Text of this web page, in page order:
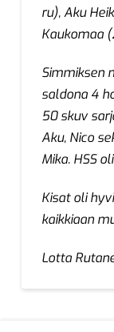
ru), Aku
Kaukomaa
Simmiksen
saldona 4
50 skuv
Aku, Nico
Mika. HSS
Kisat oli
kaikkiaan
Lotta